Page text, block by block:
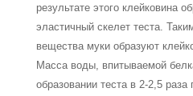
результате этого клейковина
эластичный скелет теста.
вещества муки образуют
Масса воды, впитываемой
образовании теста в 2-2,5